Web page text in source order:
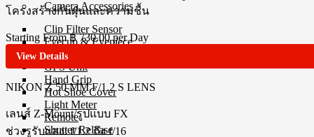
Camera Accessories
Clip Filter Sensor
Eyecup & Eyepiece
File Transmitter
GPS Unit
Hand Grip
Hot Shoe Cover
Light Meter
Remote
Shutter Release
โครงสร้างกันฝุ่นและความชื้น
Starting From ฿ 730.00 per Day
View Details
NIKON Z 50 MM F/1.2 S LENS
เลนส์ Z-Mount/รูปแบบ FX
ช่วงรูรับแสง: f/1.2 ถึง f/16